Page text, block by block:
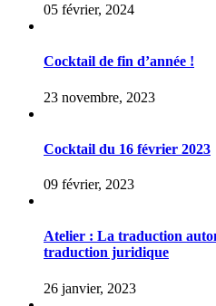
05 février, 2024
Cocktail de fin d’année !
23 novembre, 2023
Cocktail du 16 février 2023
09 février, 2023
Atelier : La traduction
traduction juridique
26 janvier, 2023